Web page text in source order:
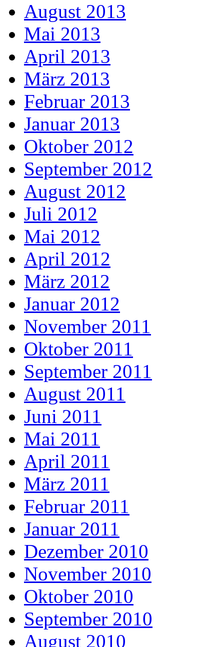
August 2013
Mai 2013
April 2013
März 2013
Februar 2013
Januar 2013
Oktober 2012
September 2012
August 2012
Juli 2012
Mai 2012
April 2012
März 2012
Januar 2012
November 2011
Oktober 2011
September 2011
August 2011
Juni 2011
Mai 2011
April 2011
März 2011
Februar 2011
Januar 2011
Dezember 2010
November 2010
Oktober 2010
September 2010
August 2010